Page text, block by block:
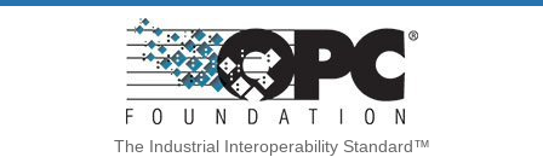
The Industrial Interoperability Standard™